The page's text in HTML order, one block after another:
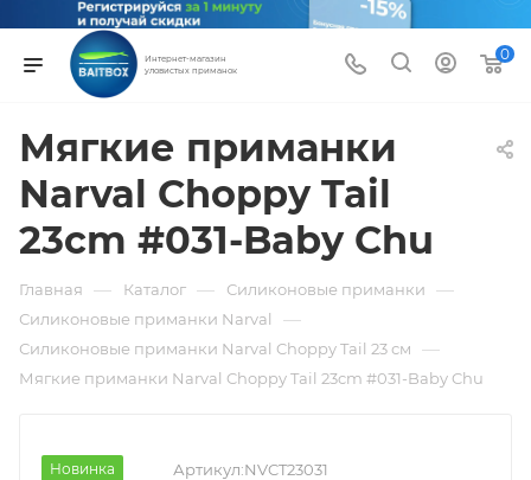
Интернет-магазин
уловистых приманок
0
Мягкие приманки
Narval Choppy Tail
23cm #031-Baby Chu
Главная — Каталог — Силиконовые приманки —
Силиконовые приманки Narval —
Силиконовые приманки Narval Choppy Tail 23 см —
Мягкие приманки Narval Choppy Tail 23cm #031-Baby Chu
Новинка Артикул:NVCT23031